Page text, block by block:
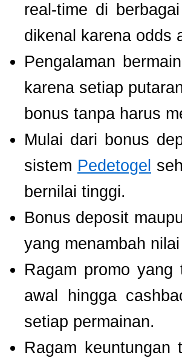
real-time di
dikenal karena odds
Pengalaman
karena setiap
bonus tanpa harus
Mulai dari bonus
sistem Pedetogel
bernilai tinggi.
Bonus deposit
yang menambah
Ragam promo
awal hingga
setiap permainan.
Ragam